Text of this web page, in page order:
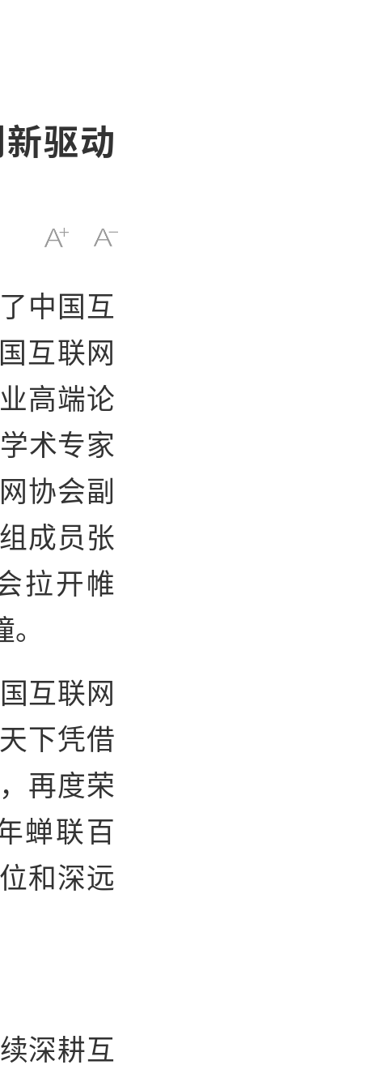
驱动
中国互
互联网
高端论
术专家
协会副
成员张
拉开帷
互联网
下凭借
再度荣
蝉联百
和深远
深耕互